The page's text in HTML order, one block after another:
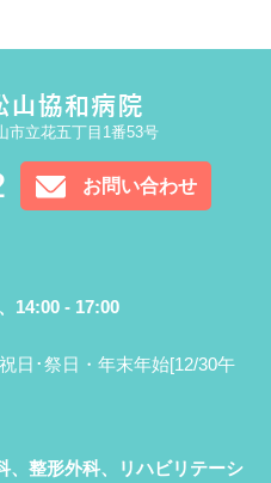
市立花五丁目1番53号
お問い合わせ
14:00 - 17:00
日･祭日・年末年始[12/30午
、整形外科、リハビリテーシ